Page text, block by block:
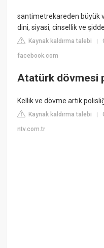
santimetrekareden büyük
dini, siyasi, cinsellik ve
Kaynak kaldırma talebi |
facebook.com
Atatürk dövmesi
Kellik ve dövme artık
Kaynak kaldırma talebi |
ntv.com.tr